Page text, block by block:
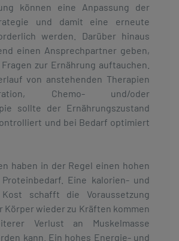
können eine Anpassung der
und damit eine erneute
werden. Darüber hinaus
einen Ansprechpartner geben,
zur Ernährung auftauchen.
von anstehenden Therapien
Chemo- und/oder
sollte der Ernährungszustand
und bei Bedarf optimiert
haben in der Regel einen hohen
Eine kalorien- und
schafft die Voraussetzung
Körper wieder zu Kräften kommen
Verlust an Muskelmasse
kann. Ein hohes Energie- und